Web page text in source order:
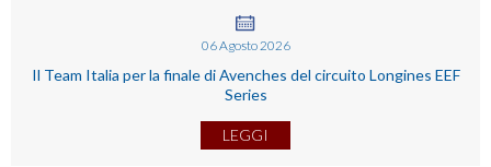
06Agosto2026
Il Team Italia per la finale di Avenches del circuito Longines EEF
Series
LEGGI